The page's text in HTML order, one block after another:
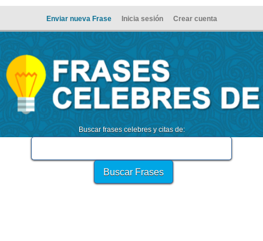
Enviar nueva Frase Inicia sesión Crear cuenta
Buscar frases celebres y citas de: